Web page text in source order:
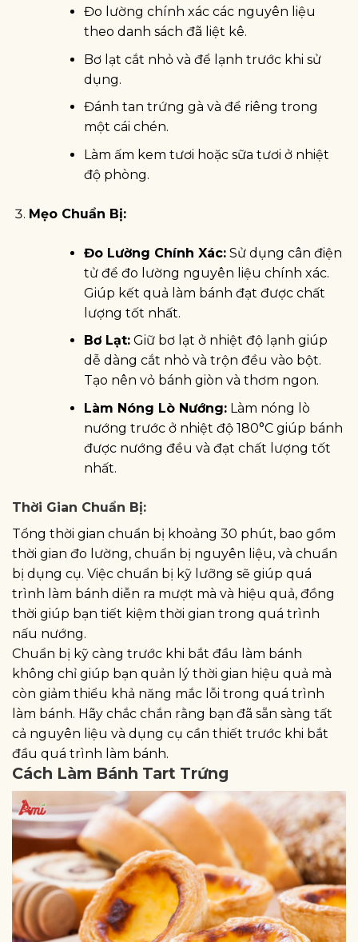
Đo lường chính xác các nguyên liệu
theo danh sách đã liệt kê.
Bơ lạt cắt nhỏ và để lạnh trước khi sử
dụng.
Đánh tan trứng gà và để riêng trong
một cái chén.
Làm ấm kem tươi hoặc sữa tươi ở nhiệt
độ phòng.
Mẹo Chuẩn Bị:
Đo Lường Chính Xác:Sử dụng cân điện
tử để đo lường nguyên liệu chính xác.
Giúp kết quả làm bánh đạt được chất
lượng tốt nhất.
Bơ Lạt:Giữ bơ lạt ở nhiệt độ lạnh giúp
dễ dàng cắt nhỏ và trộn đều vào bột.
Tạo nên vỏ bánh giòn và thơm ngon.
Làm Nóng Lò Nướng:Làm nóng lò
nướng trước ở nhiệt độ 180°C giúp bánh
được nướng đều và đạt chất lượng tốt
nhất.
Thời Gian Chuẩn Bị:
Tổng thời gian chuẩn bị khoảng 30 phút, bao gồm
thời gian đo lường, chuẩn bị nguyên liệu, và chuẩn
bị dụng cụ. Việc chuẩn bị kỹ lưỡng sẽ giúp quá
trình làm bánh diễn ra mượt mà và hiệu quả, đồng
thời giúp bạn tiết kiệm thời gian trong quá trình
nấu nướng.
Chuẩn bị kỹ càng trước khi bắt đầu làm bánh
không chỉ giúp bạn quản lý thời gian hiệu quả mà
còn giảm thiểu khả năng mắc lỗi trong quá trình
làm bánh. Hãy chắc chắn rằng bạn đã sẵn sàng tất
cả nguyên liệu và dụng cụ cần thiết trước khi bắt
đầu quá trình làm bánh.
Cách Làm Bánh Tart Trứng